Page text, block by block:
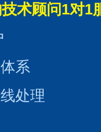
术顾问1对1
系
处理